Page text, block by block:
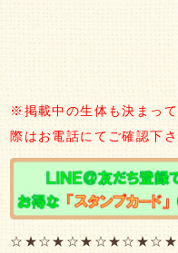
※掲載中の生体も決まっ
際はお電話にてご確認下さ